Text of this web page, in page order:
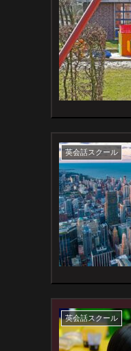
英会話スクール
英会話スクール